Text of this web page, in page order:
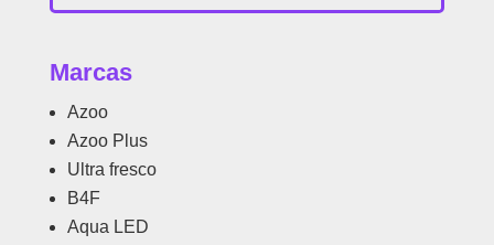
Marcas
Azoo
Azoo Plus
Ultra fresco
B4F
Aqua LED